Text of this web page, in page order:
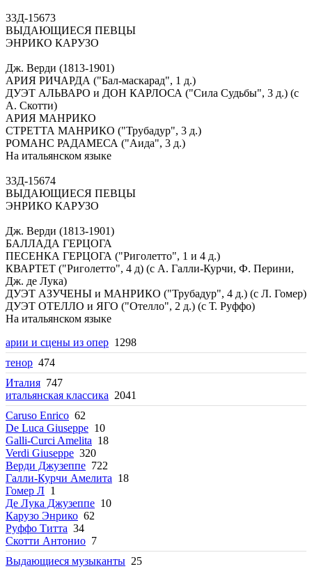
33Д-15673
ВЫДАЮЩИЕСЯ ПЕВЦЫ
ЭНРИКО КАРУЗО
Дж. Верди (1813-1901)
АРИЯ РИЧАРДА ("Бал-маскарад", 1 д.)
ДУЭТ АЛЬВАРО и ДОН КАРЛОСА ("Сила Судьбы", 3 д.) (с
А. Скотти)
АРИЯ МАНРИКО
СТРЕТТА МАНРИКО ("Трубадур", 3 д.)
РОМАНС РАДАМЕСА ("Аида", 3 д.)
На итальянском языке
33Д-15674
ВЫДАЮЩИЕСЯ ПЕВЦЫ
ЭНРИКО КАРУЗО
Дж. Верди (1813-1901)
БАЛЛАДА ГЕРЦОГА
ПЕСЕНКА ГЕРЦОГА ("Риголетто", 1 и 4 д.)
КВАРТЕТ ("Риголетто", 4 д) (с А. Галли-Курчи, Ф. Перини,
Дж. де Лука)
ДУЭТ АЗУЧЕНЫ и МАНРИКО ("Трубадур", 4 д.) (с Л. Гомер)
ДУЭТ ОТЕЛЛО и ЯГО ("Отелло", 2 д.) (с Т. Руффо)
На итальянском языке
арии и сцены из опер 1298
тенор 474
Италия 747
итальянская классика 2041
Caruso Enrico 62
De Luca Giuseppe 10
Galli-Curci Amelita 18
Verdi Giuseppe 320
Верди Джузеппе 722
Галли-Курчи Амелита 18
Гомер Л 1
Де Лука Джузеппе 10
Карузо Энрико 62
Руффо Титта 34
Скотти Антонио 7
Выдающиеся музыканты 25